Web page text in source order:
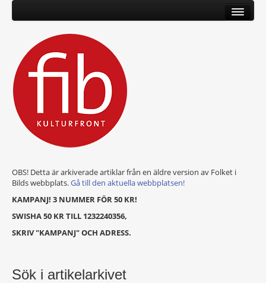
OBS! Detta är arkiverade artiklar från en äldre version av Folket i
Bilds webbplats.Gå till den aktuella webbplatsen!
KAMPANJ! 3 NUMMER FÖR 50 KR!
SWISHA 50 KR TILL 1232240356,
SKRIV "KAMPANJ" OCH ADRESS.
Sök i artikelarkivet